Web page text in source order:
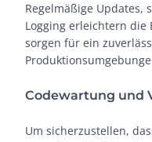
Regelmäßige Updates,
Logging erleichtern die
sorgen für ein
Codewartung und
Um sicherzustellen,